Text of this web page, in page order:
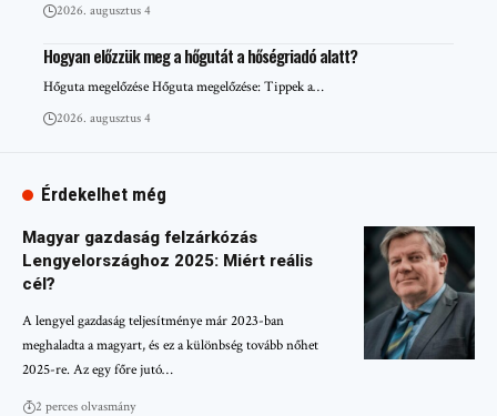
2026. augusztus 4
Hogyan előzzük meg a hőgutát a hőségriadó alatt?
Hőguta megelőzése Hőguta megelőzése: Tippek a…
2026. augusztus 4
Érdekelhet még
Magyar gazdaság felzárkózás
Lengyelországhoz 2025: Miért reális
cél?
A lengyel gazdaság teljesítménye már 2023-ban
meghaladta a magyart, és ez a különbség tovább nőhet
2025-re. Az egy főre jutó…
2 perces olvasmány